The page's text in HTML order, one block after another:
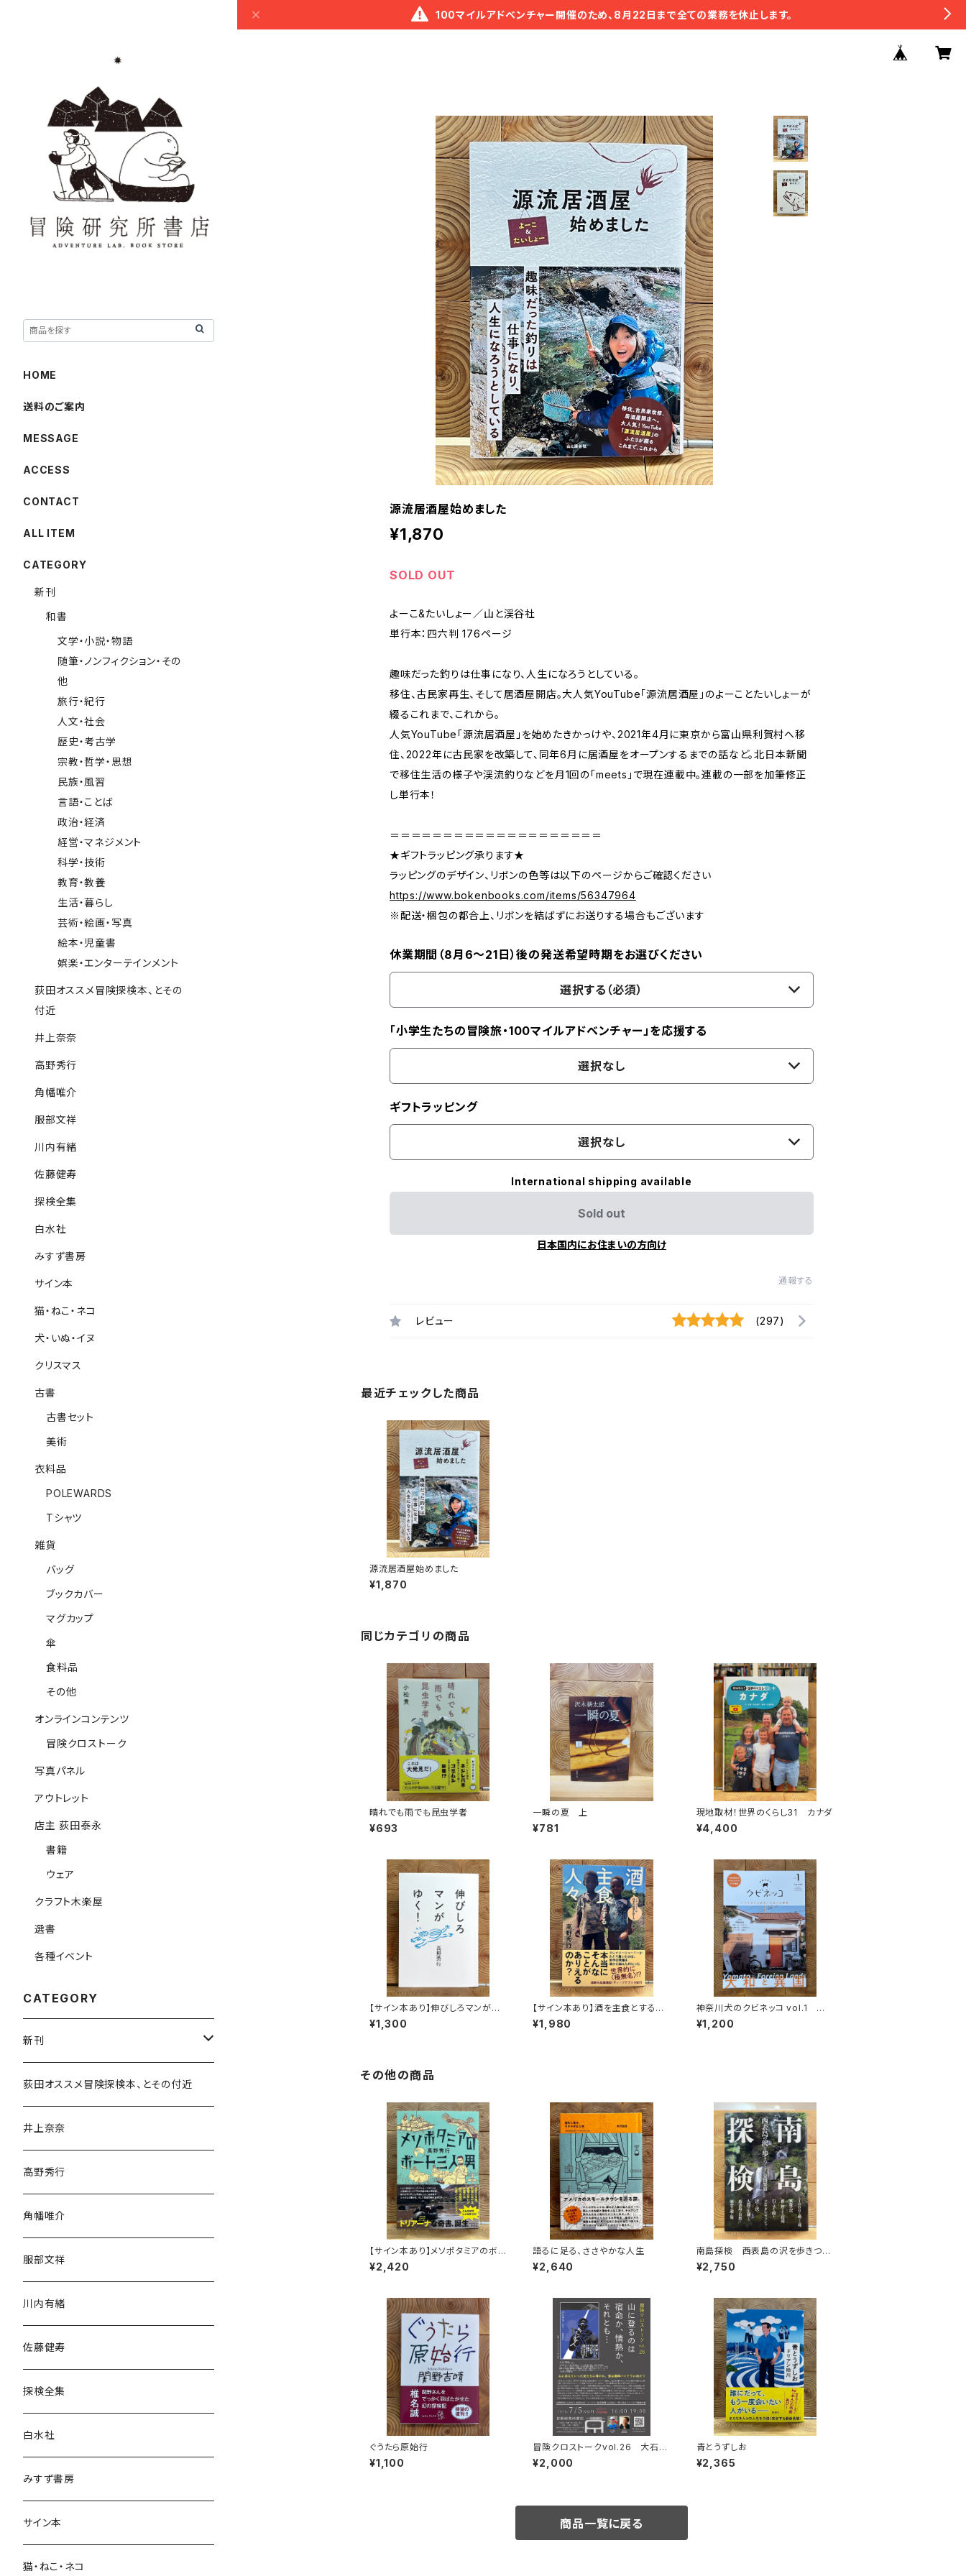
100マイルアドベンチャー開催のため、8月22日まで全ての業務を休止します。
源流居酒屋始めました
¥1,870
SOLD OUT
よーこ&たいしょー／山と渓谷社
単行本：四六判 176ページ
趣味だった釣りは仕事になり、人生になろうとしている。
移住、古民家再生、そして居酒屋開店。大人気YouTube「源流居酒屋」のよーことたいしょーが
綴るこれまで、これから。
人気YouTube「源流居酒屋」を始めたきかっけや、2021年4月に東京から富山県利賀村へ移
住、2022年に古民家を改築して、同年6月に居酒屋をオープンするまでの話など。北日本新聞
で移住生活の様子や渓流釣りなどを月1回の「meets」で現在連載中。連載の一部を加筆修正
し単行本！
＝＝＝＝＝＝＝＝＝＝＝＝＝＝＝＝＝＝＝＝
★ギフトラッピング承ります★
ラッピングのデザイン、リボンの色等は以下のページからご確認ください
https://www.bokenbooks.com/items/56347964
※配送・梱包の都合上、リボンを結ばずにお送りする場合もございます
休業期間（8月6〜21日）後の発送希望時期をお選びください
選択する（必須）
「小学生たちの冒険旅・100マイルアドベンチャー」を応援する
選択なし
ギフトラッピング
選択なし
International shipping available
Sold out
日本国内にお住まいの方向け
通報する
レビュー (297)
最近チェックした商品
源流居酒屋始めました
¥1,870
同じカテゴリの商品
晴れでも雨でも昆虫学者
¥693
一瞬の夏 上
¥781
現地取材！世界のくらし31 カナダ
¥4,400
【サイン本あり】伸びしろマンがゆ
く！
¥1,300
【サイン本あり】酒を主食とする
人々 エチオピアの科学的秘境を
旅する
¥1,980
神奈川犬のクビネッコ vol.1 特
集：大和と異国
¥1,200
その他の商品
【サイン本あり】メソポタミアのボ
ート三人男
¥2,420
語るに足る、ささやかな人生
¥2,640
南島探検 西表島の沢を歩きつく
す
¥2,750
ぐうたら原始行
¥1,100
冒険クロストークvol.26 大石明
弘「山に登るのは 宿命か、情熱か、
それとも…」録画視聴権
¥2,000
青とうずしお
¥2,365
商品一覧に戻る
HOME
送料のご案内
MESSAGE
ACCESS
CONTACT
ALL ITEM
CATEGORY
新刊
和書
文学・小説・物語
随筆・ノンフィクション・その
他
旅行・紀行
人文・社会
歴史・考古学
宗教・哲学・思想
民族・風習
言語・ことば
政治・経済
経営・マネジメント
科学・技術
教育・教養
生活・暮らし
芸術・絵画・写真
絵本・児童書
娯楽・エンターテインメント
荻田オススメ冒険探検本、とその
付近
井上奈奈
高野秀行
角幡唯介
服部文祥
川内有緒
佐藤健寿
探検全集
白水社
みすず書房
サイン本
猫・ねこ・ネコ
犬・いぬ・イヌ
クリスマス
古書
古書セット
美術
衣料品
POLEWARDS
Tシャツ
雑貨
バッグ
ブックカバー
マグカップ
傘
食料品
その他
オンラインコンテンツ
冒険クロストーク
写真パネル
アウトレット
店主 荻田泰永
書籍
ウェア
クラフト木楽屋
選書
各種イベント
CATEGORY
新刊
和書
文学・小説・物語
随筆・ノンフィクション・その他
民族・風習
言語・ことば
荻田オススメ冒険探検本、とその付近
井上奈奈
高野秀行
角幡唯介
服部文祥
川内有緒
佐藤健寿
探検全集
白水社
みすず書房
サイン本
猫・ねこ・ネコ